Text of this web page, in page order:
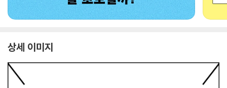
상세 이미지